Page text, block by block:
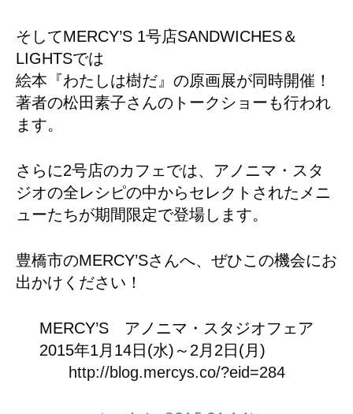
そしてMERCY’S 1号店SANDWICHES＆
LIGHTSでは
絵本『わたしは樹だ』の原画展が同時開催！
著者の松田素子さんのトークショーも行われ
ます。
さらに2号店のカフェでは、アノニマ・スタ
ジオの全レシピの中からセレクトされたメニ
ューたちが期間限定で登場します。
豊橋市のMERCY’Sさんへ、ぜひこの機会にお
出かけください！
MERCY’S アノニマ・スタジオフェア
2015年1月14日(水)～2月2日(月)
http://blog.mercys.co/?eid=284